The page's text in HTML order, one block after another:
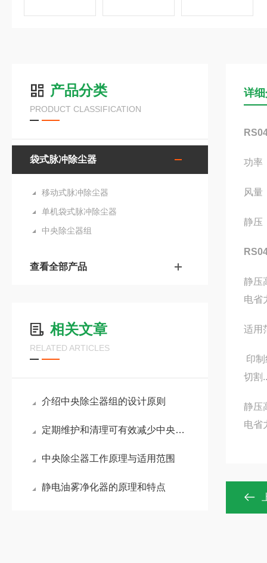
产品分类
PRODUCT CLASSIFICATION
袋式脉冲除尘器
移动式脉冲除尘器
单机袋式脉冲除尘器
中央除尘器组
查看全部产品
相关文章
RELATED ARTICLES
介绍中央除尘器组的设计原则
定期维护和清理可有效减少中央除尘器组的噪音
中央除尘器工作原理与适用范围
静电油雾净化器的原理和特点
详
功率
风量
静压
静压
电省
适用
印
切割
静压
电省